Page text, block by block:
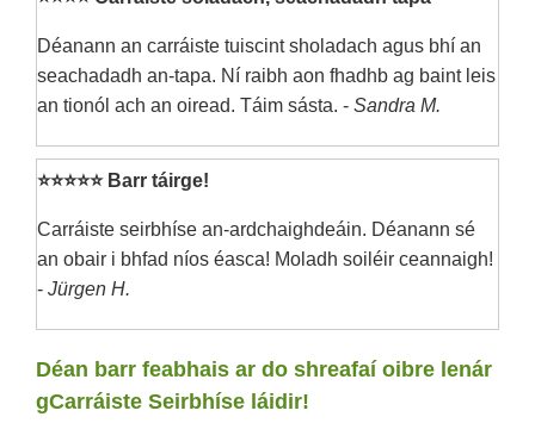
Déanann an carráiste tuiscint sholadach agus bhí an
seachadadh an-tapa. Ní raibh aon fhadhb ag baint leis
an tionól ach an oiread. Táim sásta. - Sandra M.
⭐⭐⭐⭐⭐ Barr táirge!
Carráiste seirbhíse an-ardchaighdeáin. Déanann sé
an obair i bhfad níos éasca! Moladh soiléir ceannaigh!
- Jürgen H.
Déan barr feabhais ar do shreafaí oibre lenár
gCarráiste Seirbhíse láidir!